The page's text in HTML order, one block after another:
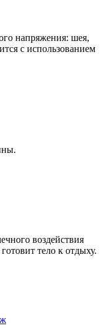
напряжения: шея,
с использованием
воздействия
тело к отдыху.